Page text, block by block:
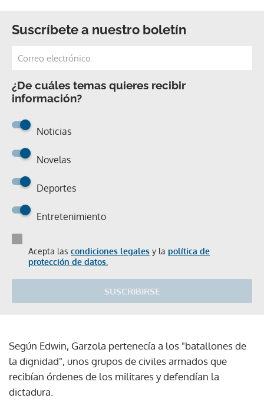
Suscríbete a nuestro boletín
¿De cuáles temas quieres recibir
información?
Noticias
Novelas
Deportes
Entretenimiento
Acepta las condiciones legales y la política de
protección de datos.
SUSCRIBIRSE
Según Edwin, Garzola pertenecía a los "batallones de
la dignidad", unos grupos de civiles armados que
recibían órdenes de los militares y defendían la
dictadura.